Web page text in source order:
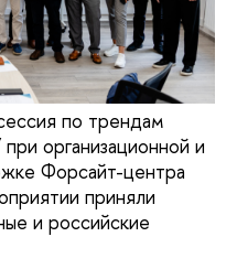
по трендам
организационной и
Форсайт-центра
приняли
и российские